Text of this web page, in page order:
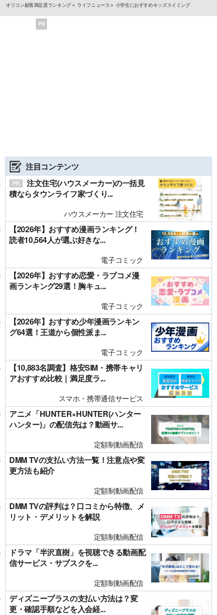
オリコン顧客満足度ランキング ライフニュース 小学生におすすめキッズスイミング
PR
注目コンテンツ
注文住宅(ハウスメーカー)の一括見
積ならタウンライフ家づくり...
ハウスメーカー 注文住宅
【2026年】おすすめ漫画ランキング！
読者10,564人が選ぶ好きな...
電子コミック
【2026年】おすすめ恋愛・ラブコメ漫
画ランキング29選！胸キュ...
電子コミック
【2026年】おすすめ少年漫画ランキン
グ64選！王道から個性派ま...
電子コミック
【10,883名調査】格安SIM・携帯キャリ
アおすすめ比較｜満足度ラ...
スマホ・携帯通信サービス
アニメ「HUNTER×HUNTER(ハンター
ハンター)」の配信先は？動画サ...
定額制動画配信
DMM TVの支払い方法一覧！注意点や変
更方法も紹介
定額制動画配信
DMM TVの評判は？口コミから特徴、メ
リット・デメリットを解説
定額制動画配信
ドラマ「半沢直樹」を視聴できる動画配
信サービス・サブスクを...
定額制動画配信
ディズニープラスの支払い方法は？変
更・確認手順などを入会経...